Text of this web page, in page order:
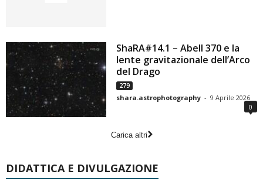
ShaRA#14.1 – Abell 370 e la
lente gravitazionale dell’Arco
del Drago
279
shara.astrophotography - 9 Aprile 2026
0
Carica altri
DIDATTICA E DIVULGAZIONE